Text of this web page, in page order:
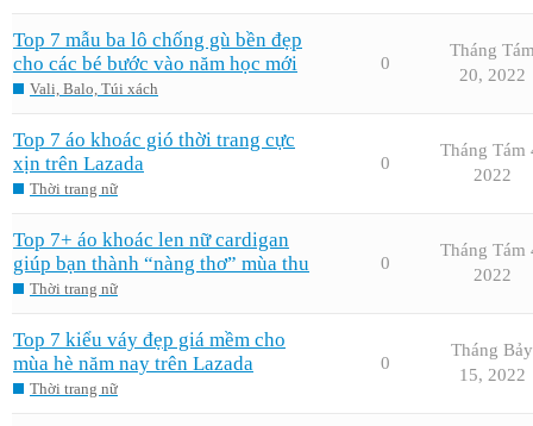
Top 7 mẫu ba lô chống gù bền đẹp
cho các bé bước vào năm học mới
Vali, Balo, Túi xách
0
Tháng
20, 2022
Top 7 áo khoác gió thời trang cực
xịn trên Lazada
Thời trang nữ
0
Tháng Tám
2022
Top 7+ áo khoác len nữ cardigan
giúp bạn thành “nàng thơ” mùa thu
Thời trang nữ
0
Tháng Tám
2022
Top 7 kiểu váy đẹp giá mềm cho
mùa hè năm nay trên Lazada
Thời trang nữ
0
Tháng Bảy
15, 2022